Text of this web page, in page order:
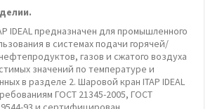
IDEAL предназначен для промышленного
в системах подачи горячей/
газов и сжатого воздуха
значений по температуре и
в разделе 2. Шаровой кран ITAP IDEAL
ГОСТ 21345-2005, ГОСТ